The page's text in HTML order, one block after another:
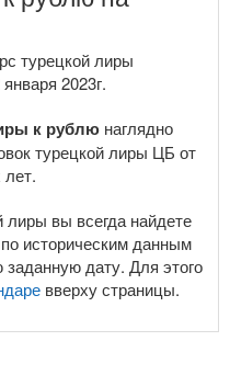
турецкой лиры
2023г.
к рублю наглядно
турецкой лиры ЦБ от
лет.
вы всегда найдете
историческим данным
дату. Для этого
вверху страницы.